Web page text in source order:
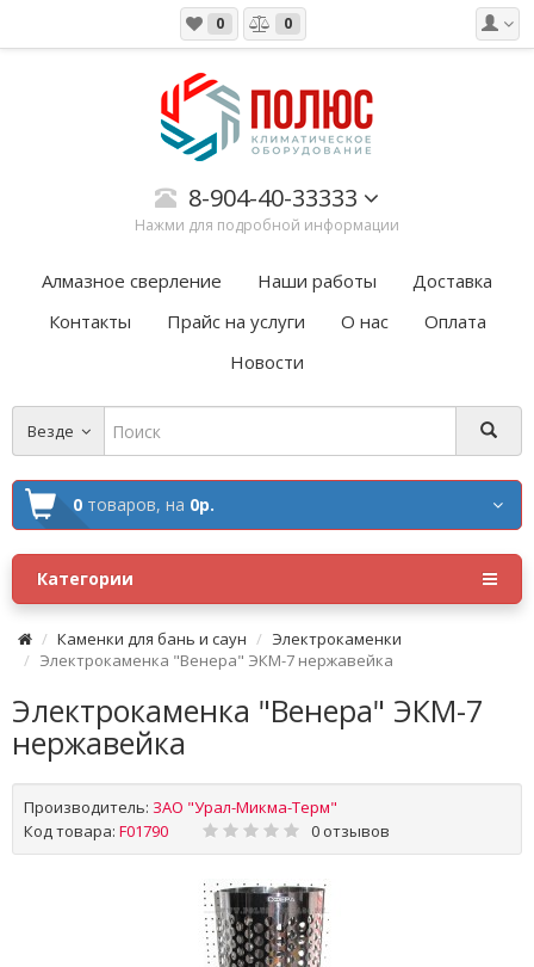
0 0
8-904-40-33333
Нажми для подробной информации
Алмазное сверление Наши работы
Доставка
Контакты
Прайс на услуги О нас
Оплата
Новости
Везде
0 товаров, на 0р.
Категории
Каменки для бань и саун
Электрокаменки
Электрокаменка "Венера" ЭКМ-7 нержавейка
Электрокаменка "Венера" ЭКМ-7
нержавейка
Производитель: ЗАО "Урал-Микма-Терм"
Код товара: F01790 0 отзывов